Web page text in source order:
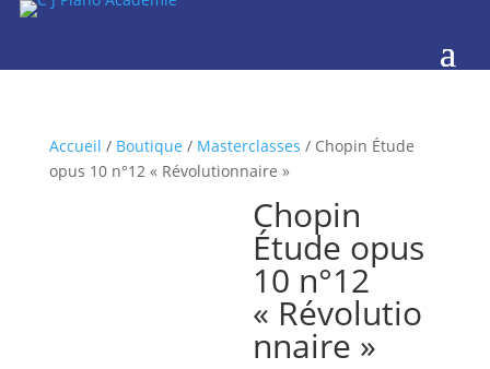
Accueil / Boutique / Masterclasses / Chopin Étude
opus 10 n°12 « Révolutionnaire »
Chopin
Étude opus
10 n°12
« Révolutio
nnaire »